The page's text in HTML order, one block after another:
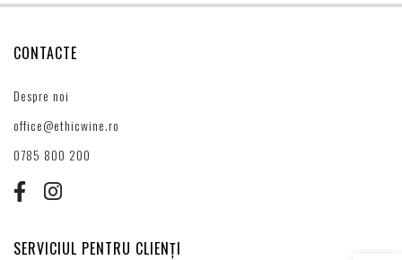
CONTACTE
Despre noi
office@ethicwine.ro
0785 800 200
SERVICIUL PENTRU CLIENȚI